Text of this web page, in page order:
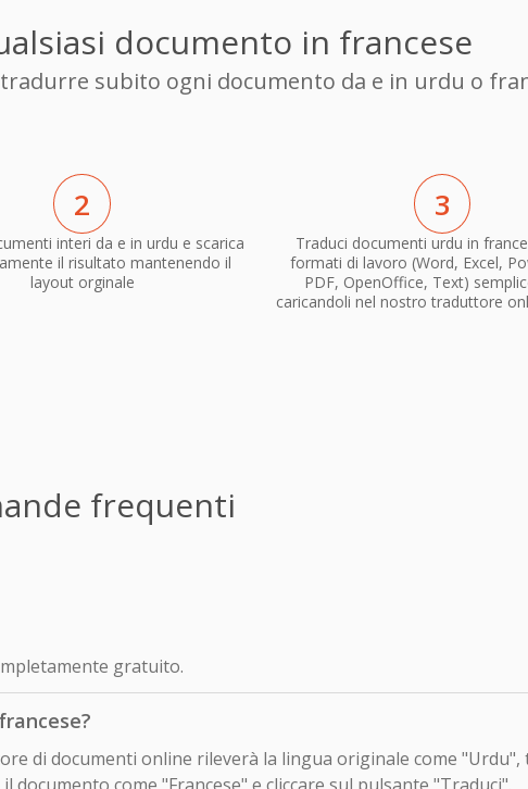
documento in francese
subito ogni documento da e in urdu o
2
interi da e in urdu e scarica
il risultato mantenendo il
layout orginale
3
Traduci documenti urdu in
formati di lavoro (Word, Excel,
PDF, OpenOffice, Text)
caricandoli nel nostro traduttore
frequenti
gratuito.
di documenti online rileverà la lingua originale come "Urdu",